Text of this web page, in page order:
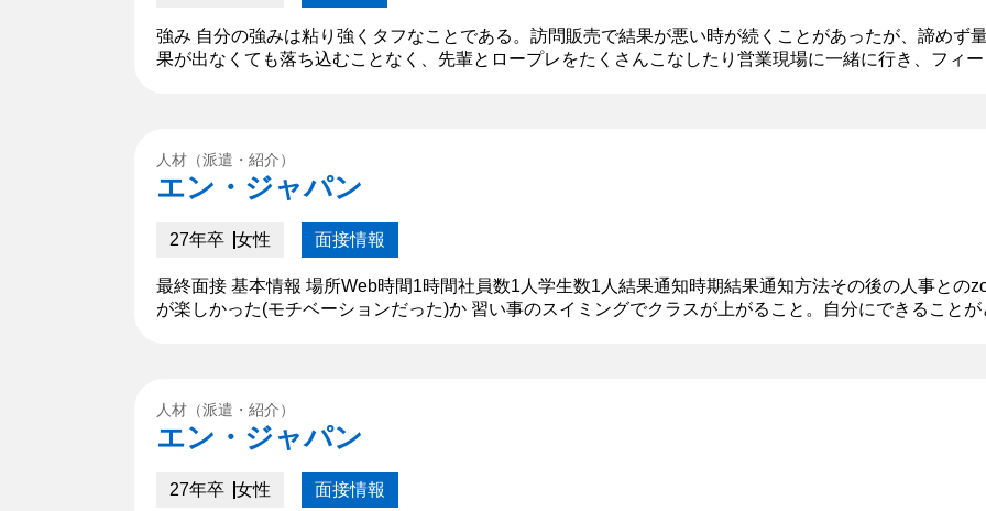
強み 自分の強みは粘り強くタフなことである。訪問販売で結果が悪い時が続くことがあったが、諦めず
果が出なくても落ち込むことなく、先輩とロープレをたくさんこなしたり営業現場に一緒に行き、フィ
人材（派遣・紹介）
エン・ジャパン
27年卒 女性 面接情報
最終面接 基本情報 場所Web時間1時間社員数1人学生数1人結果通知時期結果通知方法その後の人事と
が楽しかった(モチベーションだった)か 習い事のスイミングでクラスが上がること。自分にできること
人材（派遣・紹介）
エン・ジャパン
27年卒 女性 面接情報